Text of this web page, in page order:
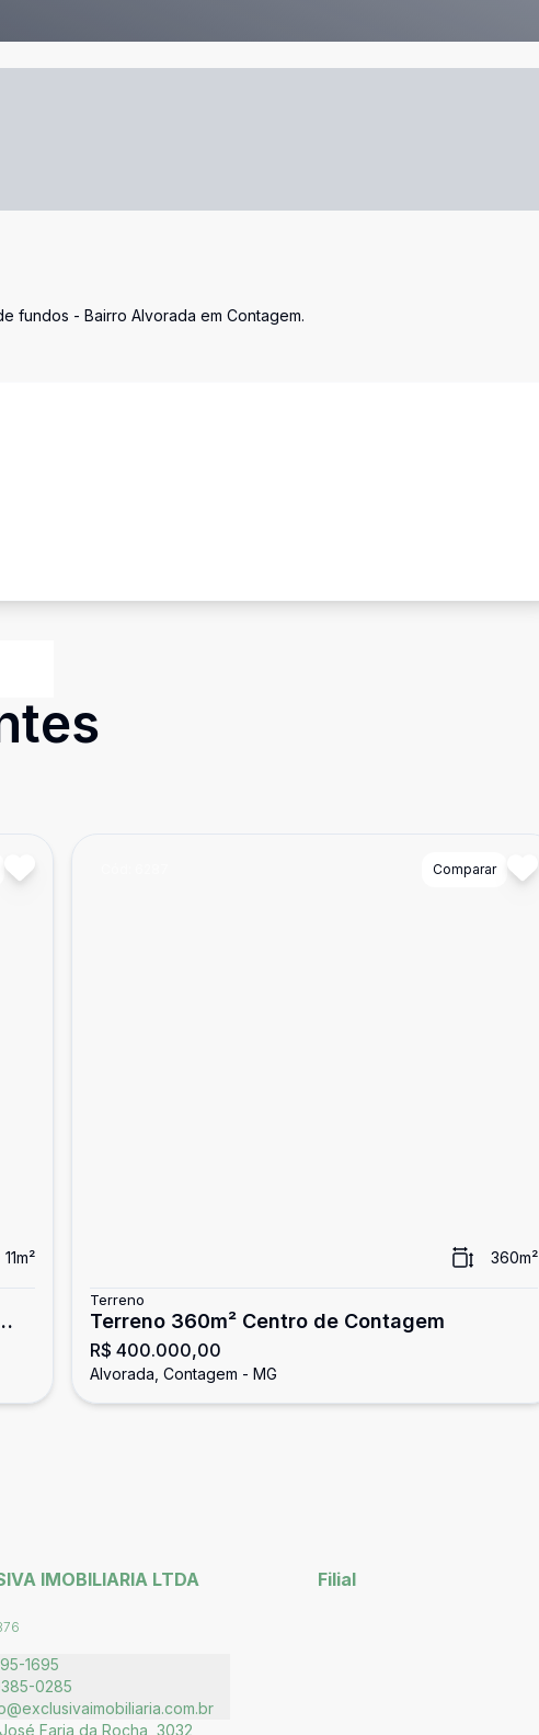
fundos - Bairro Alvorada em Contagem.
11m²
Comparar
360m²
Terreno
Terreno 360m² Centro de Contagem
R$ 400.000,00
Alvorada, Contagem - MG
IMOBILIARIA LTDA
1695
0285
Faria da Rocha, 3032,
Filial